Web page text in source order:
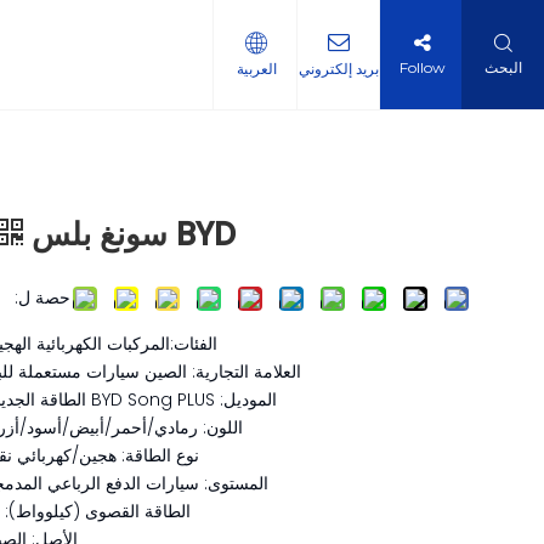
العربية بريد إلكتروني Follow البحث
BYD سونغ بلس
حصة ل:
الفئات:المركبات الكهربائية
العلامة التجارية: الصين سيارات مستعملة
الموديل: BYD Song PLUS الطاقة الجديدة
اللون: رمادي/أحمر/أبيض/أسود/
نوع الطاقة: هجين/كهربائي
المستوى: سيارات الدفع الرباعي
الطاقة القصوى (كيلوواط): 81
الأصل: